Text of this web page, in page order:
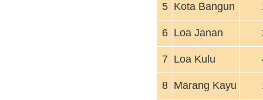
5 Kota Bangun
6 Loa Janan
7 Loa Kulu
8 Marang Kayu